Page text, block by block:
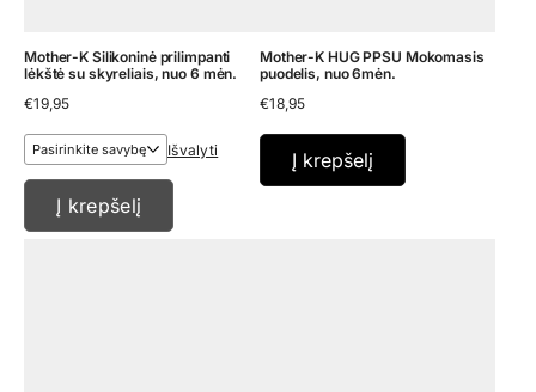
Mother-K Silikoninė prilimpanti
lėkštė su skyreliais, nuo 6 mėn.
€19,95
Išvalyti
Į krepšelį
Mother-K HUG PPSU Mokomasis
puodelis, nuo 6mėn.
€18,95
Į krepšelį